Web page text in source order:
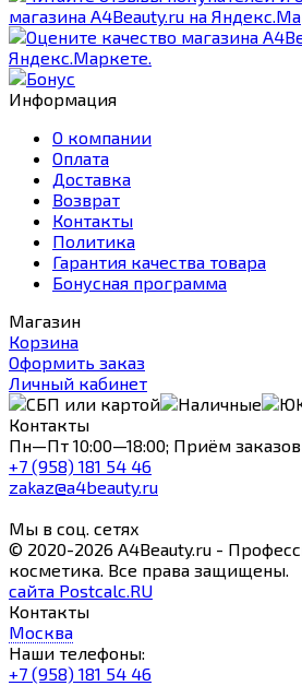
Информация
О компании
Оплата
Доставка
Возврат
Контакты
Политика
Гарантия качества товара
Бонусная программа
Магазин
Корзина
Оформить заказ
Личный кабинет
Контакты
Пн—Пт 10:00—18:00; Приём
+7 (958) 181 54 46
zakaz@a4beauty.ru
Мы в соц. сетях
© 2020-2026 A4Beauty.ru -
косметика. Все права защищены.
сайта Postcalc.RU
Контакты
Москва
Наши телефоны:
+7 (958) 181 54 46